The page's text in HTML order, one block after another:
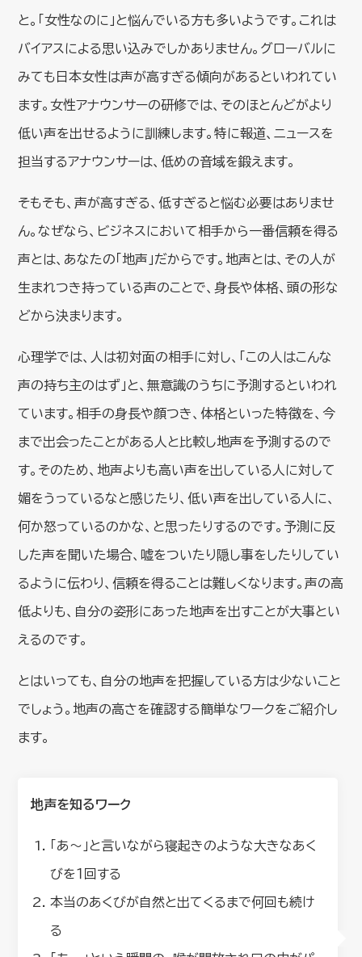
と。「女性なのに」と悩んでいる方も多いようです。これは
バイアスによる思い込みでしかありません。グローバルに
みても日本女性は声が高すぎる傾向があるといわれてい
ます。女性アナウンサーの研修では、そのほとんどがより
低い声を出せるように訓練します。特に報道、ニュースを
担当するアナウンサーは、低めの音域を鍛えます。
そもそも、声が高すぎる、低すぎると悩む必要はありませ
ん。なぜなら、ビジネスにおいて相手から一番信頼を得る
声とは、あなたの「地声」だからです。地声とは、その人が
生まれつき持っている声のことで、身長や体格、頭の形な
どから決まります。
心理学では、人は初対面の相手に対し、「この人はこんな
声の持ち主のはず」と、無意識のうちに予測するといわれ
ています。相手の身長や顔つき、体格といった特徴を、今
まで出会ったことがある人と比較し地声を予測するので
す。そのため、地声よりも高い声を出している人に対して
媚をうっているなと感じたり、低い声を出している人に、
何か怒っているのかな、と思ったりするのです。予測に反
した声を聞いた場合、嘘をついたり隠し事をしたりしてい
るように伝わり、信頼を得ることは難しくなります。声の高
低よりも、自分の姿形にあった地声を出すことが大事とい
えるのです。
とはいっても、自分の地声を把握している方は少ないこと
でしょう。地声の高さを確認する簡単なワークをご紹介し
ます。
地声を知るワーク
「あ～」と言いながら寝起きのような大きなあく
びを１回する
本当のあくびが自然と出てくるまで何回も続け
る